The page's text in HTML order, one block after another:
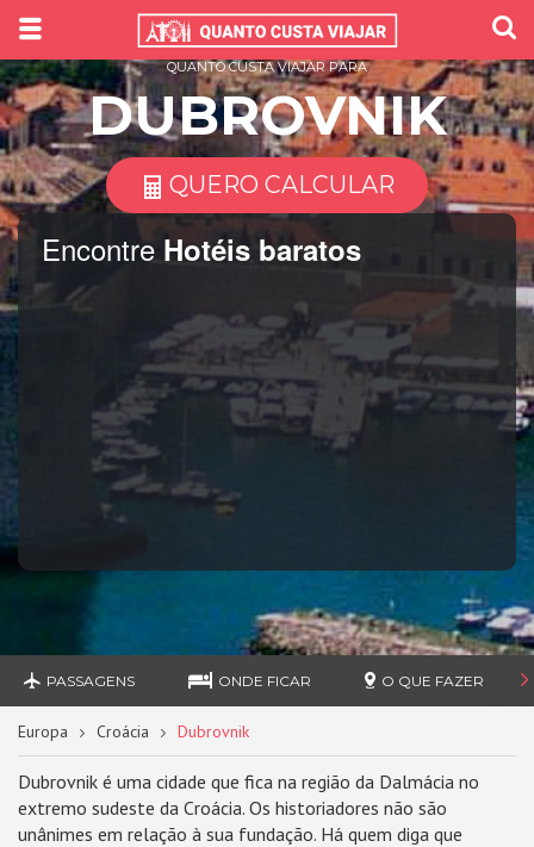
Encontre Hotéis baratos
QUANTO CUSTA VIAJAR PARA
DUBROVNIK
QUERO CALCULAR
PASSAGENS ONDE FICAR O QUE FAZER
Europa Croácia Dubrovnik
Dubrovnik é uma cidade que fica na região da Dalmácia no
extremo sudeste da Croácia. Os historiadores não são
unânimes em relação à sua fundação. Há quem diga que